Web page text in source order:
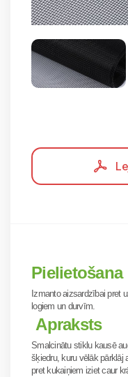
Pielietošana
Izmanto aizsardzībai pret
logiem un durvīm.
Apraksts
Smalcinātu stiklu kausē
šķiedru, kuru vēlāk pārklāj
pret kukaiņiem iziet caur